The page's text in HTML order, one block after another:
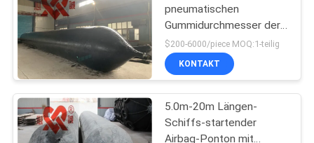
D-Gummipuffer
pneumatischen
Gummidurchmesser der
airbag-1.8m mit CCS-
Zertifikat anhebt
$200-6000/piece MOQ:1-teilig
KONTAKT
5.0m-20m Längen-
Schiffs-startender
Airbag-Ponton mit